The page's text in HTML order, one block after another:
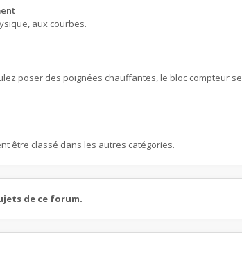
aux courbes.
poser des poignées chauffantes, le bloc compteur se
être classé dans les autres catégories.
de ce forum.